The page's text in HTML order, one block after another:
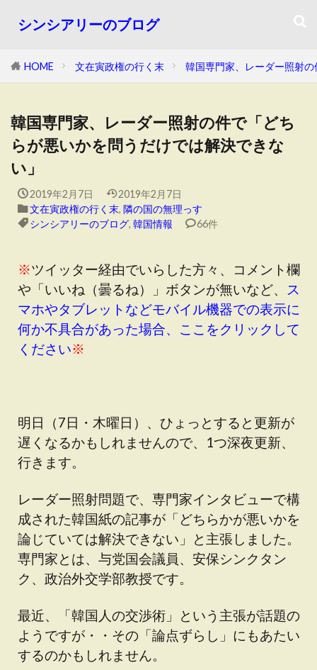
シンシアリーのブログ
HOME 文在寅政権の行く末 韓国専門家、レーダー照射
韓国専門家、レーダー照射の件で「どち
らが悪いかを問うだけでは解決できな
い」
2019年2月7日
2019年2月7日
文在寅政権の行く末, 隣の国の無理っす
シンシアリーのブログ, 韓国情報 66件
※ツイッター経由でいらした方々、コメント欄
や「いいね（曇るね）」ボタンが無いなど、
ス
マホやタブレットなどモバイル機器での表示に
何か不具合があった場合、ここをクリックして
ください※
明日（7日・木曜日）、ひょっとすると更新が
遅くなるかもしれませんので、1つ深夜更新、
行きます。
レーダー照射問題で、専門家インタビューで構
成された韓国紙の記事が「どちらかが悪いかを
論じていては解決できない」と主張しました。
専門家とは、与党国会議員、安保シンクタン
ク、政治外交学部教授です。
最近、「韓国人の交渉術」という主張が話題の
ようですが・・その「論点ずらし」にもあたい
するのかもしれません。